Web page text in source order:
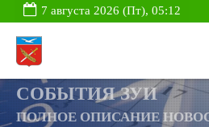
7 августа 2026 (Пт), 05:12
СОБЫТИЯ ЗУИ
ПОЛНОЕ ОПИСАНИЕ